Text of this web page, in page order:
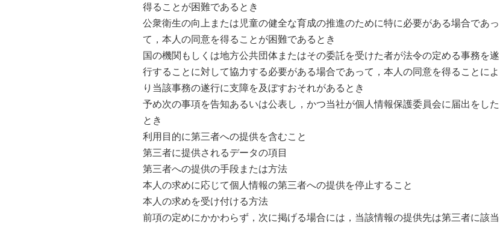
得ることが困難であるとき
公衆衛生の向上または児童の健全な育成の推進のために特に必要がある場合であっ
て，本人の同意を得ることが困難であるとき
国の機関もしくは地方公共団体またはその委託を受けた者が法令の定める事務を遂
行することに対して協力する必要がある場合であって，本人の同意を得ることによ
り当該事務の遂行に支障を及ぼすおそれがあるとき
予め次の事項を告知あるいは公表し，かつ当社が個人情報保護委員会に届出をした
とき
利用目的に第三者への提供を含むこと
第三者に提供されるデータの項目
第三者への提供の手段または方法
本人の求めに応じて個人情報の第三者への提供を停止すること
本人の求めを受け付ける方法
前項の定めにかかわらず，次に掲げる場合には，当該情報の提供先は第三者に該当